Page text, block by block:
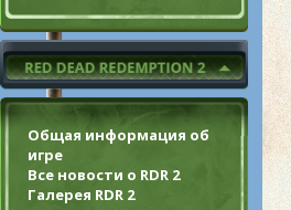
Общая информация об
игре
Все новости о RDR 2
Галерея RDR 2